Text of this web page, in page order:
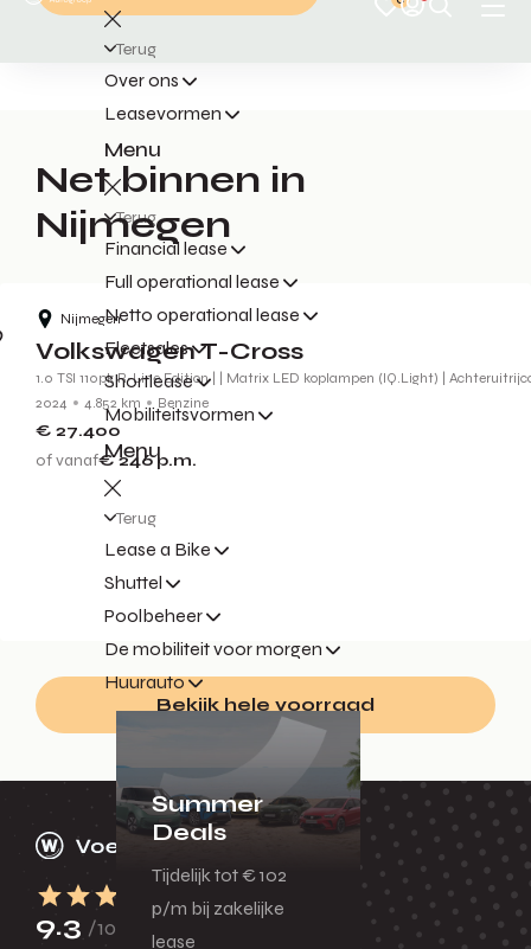
Terug
Over ons
Leasevormen
Menu
Terug
Financial lease
Full operational lease
Netto operational lease
Fleetsales
Shortlease
Mobiliteitsvormen
Menu
Terug
Lease a Bike
Shuttel
Poolbeheer
De mobiliteit voor morgen
Huurauto
Summer
Deals
Tijdelijk tot € 102
p/m bij zakelijke
lease
Net binnen in
Nijmegen
Bekijk hele voorraad
Nijmegen
Volkswagen T-Cross
1.0 TSI 110pk R-Line Edition | | Matrix LED koplampen (IQ.Light) |
2024
4.852 km Benzine
€ 27.400
of vanaf€ 246p.m.
9.3 /10